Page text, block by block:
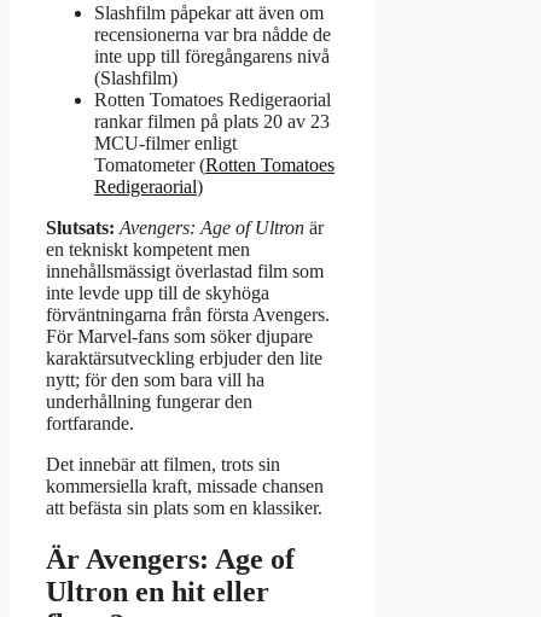
Slashfilm påpekar att även om
recensionerna var bra nådde de
inte upp till föregångarens nivå
(Slashfilm)
Rotten Tomatoes Redigeraorial
rankar filmen på plats 20 av 23
MCU-filmer enligt
Tomatometer (Rotten Tomatoes
Redigeraorial)
Slutsats: Avengers: Age of Ultron är
en tekniskt kompetent men
innehållsmässigt överlastad film som
inte levde upp till de skyhöga
förväntningarna från första Avengers.
För Marvel-fans som söker djupare
karaktärsutveckling erbjuder den lite
nytt; för den som bara vill ha
underhållning fungerar den
fortfarande.
Det innebär att filmen, trots sin
kommersiella kraft, missade chansen
att befästa sin plats som en klassiker.
Är Avengers: Age of
Ultron en hit eller